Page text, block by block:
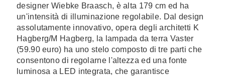
designer Wiebke Braasch, è alta 179 cm ed ha
un'intensità di illuminazione regolabile. Dal design
assolutamente innovativo, opera degli architetti K
Hagberg/M Hagberg, la lampada da terra Vaster
(59.90 euro) ha uno stelo composto di tre parti che
consentono di regolarne l'altezza ed una fonte
luminosa a LED integrata, che garantisce